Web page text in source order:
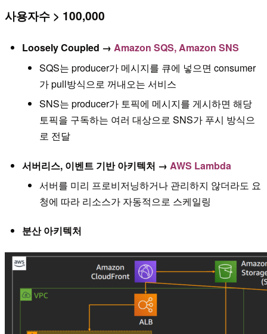
사용자수 > 100,000
Loosely Coupled → Amazon SQS, Amazon SNS
SQS는 producer가 메시지를 큐에 넣으면 consumer
가 pull방식으로 꺼내오는 서비스
SNS는 producer가 토픽에 메시지를 게시하면 해당
토픽을 구독하는 여러 대상으로 SNS가 푸시 방식으
로 전달
서버리스, 이벤트 기반 아키텍처 → AWS Lambda
서버를 미리 프로비저닝하거나 관리하지 않더라도 요
청에 따라 리소스가 자동적으로 스케일링
분산 아키텍처